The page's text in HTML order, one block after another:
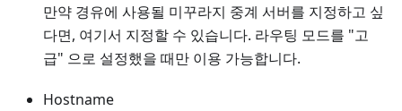
만약 경유에 사용될 미꾸라지 중계 서버를 지정하고 싶
다면, 여기서 지정할 수 있습니다. 라우팅 모드를 "고
급" 으로 설정했을 때만 이용 가능합니다.
Hostname